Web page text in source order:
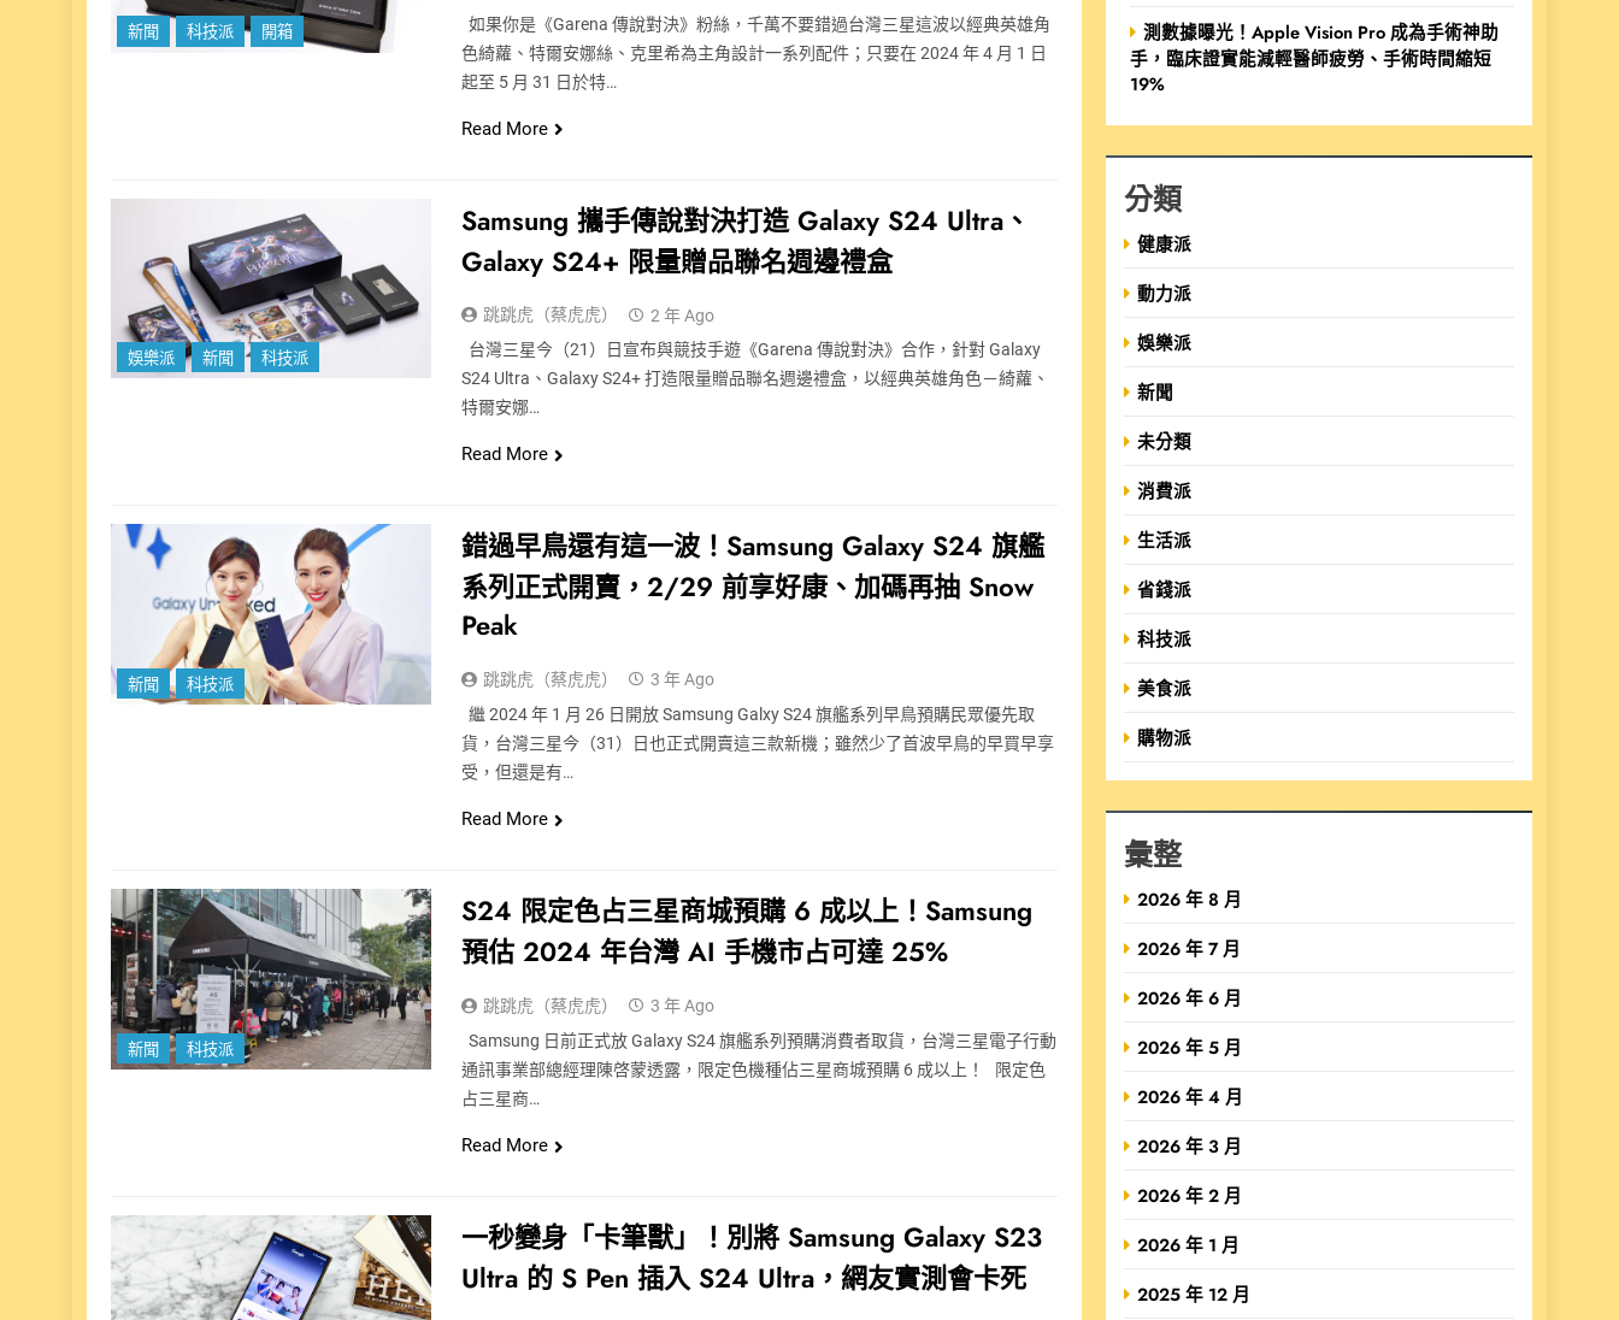
新聞 科技派 開箱
如果你是《Garena 傳說對決》粉絲，千萬不要錯過台灣三星這波以經典英雄角
色綺蘿、特爾安娜絲、克里希為主角設計一系列配件；只要在 2024 年 4 月 1 日
起至 5 月 31 日於特…
Read More
娛樂派 新聞 科技派
Samsung 攜手傳說對決打造 Galaxy S24 Ultra、
Galaxy S24+ 限量贈品聯名週邊禮盒
跳跳虎（蔡虎虎）
2 年 Ago
台灣三星今（21）日宣布與競技手遊《Garena 傳說對決》合作，針對 Galaxy
S24 Ultra、Galaxy S24+ 打造限量贈品聯名週邊禮盒，以經典英雄角色－綺蘿、
特爾安娜…
Read More
新聞 科技派
錯過早鳥還有這一波！Samsung Galaxy S24 旗艦
系列正式開賣，2/29 前享好康、加碼再抽 Snow
Peak
跳跳虎（蔡虎虎）
3 年 Ago
繼 2024 年 1 月 26 日開放 Samsung Galxy S24 旗艦系列早鳥預購民眾優先取
貨，台灣三星今（31）日也正式開賣這三款新機；雖然少了首波早鳥的早買早享
受，但還是有…
Read More
新聞 科技派
S24 限定色占三星商城預購 6 成以上！Samsung
預估 2024 年台灣 AI 手機市占可達 25%
跳跳虎（蔡虎虎）
3 年 Ago
Samsung 日前正式放 Galaxy S24 旗艦系列預購消費者取貨，台灣三星電子行動
通訊事業部總經理陳啓蒙透露，限定色機種佔三星商城預購 6 成以上！ 限定色
占三星商…
Read More
一秒變身「卡筆獸」！別將 Samsung Galaxy S23
Ultra 的 S Pen 插入 S24 Ultra，網友實測會卡死
測數據曝光！Apple Vision Pro 成為手術神助
手，臨床證實能減輕醫師疲勞、手術時間縮短
19%
分類
健康派
動力派
娛樂派
新聞
未分類
消費派
生活派
省錢派
科技派
美食派
購物派
彙整
2026 年 8 月
2026 年 7 月
2026 年 6 月
2026 年 5 月
2026 年 4 月
2026 年 3 月
2026 年 2 月
2026 年 1 月
2025 年 12 月